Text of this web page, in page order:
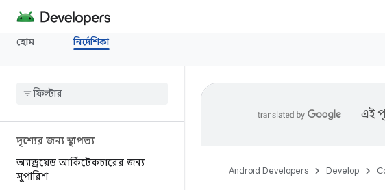
হোম নির্দেশিকা
দৃশ্যের জন্য স্থাপত্য
অ্যান্ড্রয়েড আর্কিটেকচারের জন্য
সুপারিশ
এই
Android Developers Develop